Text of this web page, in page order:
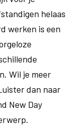
helaas
werken is een
Wil je meer
dan naar
New Day